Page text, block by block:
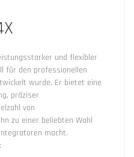
und flexibler
für den professionellen
wurde. Er bietet eine
präziser
von
zu einer beliebten Wahl
macht.